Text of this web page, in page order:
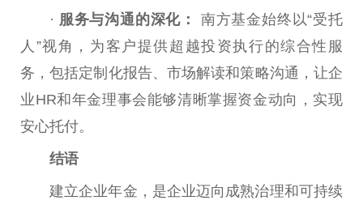
· 服务与沟通的深化： 南方基金始终以“受托
人”视角，为客户提供超越投资执行的综合性 服
务，包括定制化报告、市场解读和策略沟通，让企
业HR和年金理事会能够清晰掌握资金动向，实现
安心托付。
结语
建立企业年金，是企业迈向成熟治理和可持续